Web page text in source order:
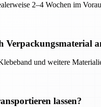
2–4 Wochen im
Verpackungsmaterial
und weitere
lassen?